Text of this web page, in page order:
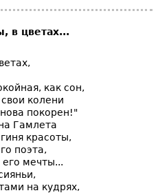
в цветах...
как сон,
колени
покорен!"
Гамлета
красоты,
поэта,
мечты...
на кудрях,